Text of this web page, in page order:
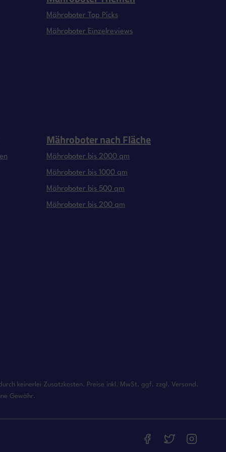
Mähroboter Top Picks
Mähroboter Einzelreviews
Mähroboter nach Fläche
Mähroboter bis 2000 qm
Mähroboter bis 1000 qm
Mähroboter bis 500 qm
Mähroboter bis 200 qm
keinerlei Zusatzkosten. Preise inkl. MwSt. ggf. zzgl. Versand.
Gewähr.